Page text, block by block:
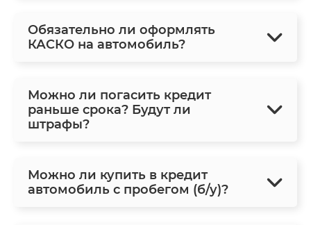
Обязательно ли оформлять
КАСКО на автомобиль?
Можно ли погасить кредит
раньше срока? Будут ли
штрафы?
Можно ли купить в кредит
автомобиль с пробегом (б/у)?